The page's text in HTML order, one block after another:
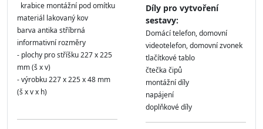
krabice montážní pod omítku
materiál lakovaný kov
barva antika stříbrná
informativní rozměry
- plochy pro stříšku 227 x 225
mm (š x v)
- výrobku 227 x 225 x 48 mm
(š x v x h)
Díly pro vytvoření
sestavy:
Domácí telefon, domovní
videotelefon, domovní zvonek
tlačítkové tablo
čtečka čipů
montážní díly
napájení
doplňkové díly